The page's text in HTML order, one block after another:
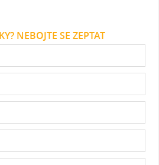
NEBOJTE SE ZEPTAT